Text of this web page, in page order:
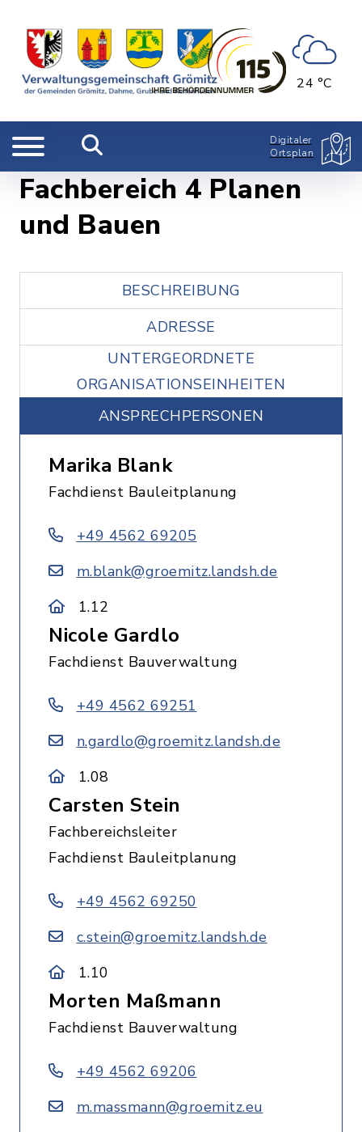
24 °C
Digitaler
Ortsplan
Fachbereich 4 Planen
und Bauen
BESCHREIBUNG
ADRESSE
UNTERGEORDNETE
ORGANISATIONSEINHEITEN
ANSPRECHPERSONEN
Marika Blank
Fachdienst Bauleitplanung
+49 4562 69205
m.blank@groemitz.landsh.de
1.12
Nicole Gardlo
Fachdienst Bauverwaltung
+49 4562 69251
n.gardlo@groemitz.landsh.de
1.08
Carsten Stein
Fachbereichsleiter
Fachdienst Bauleitplanung
+49 4562 69250
c.stein@groemitz.landsh.de
1.10
Morten Maßmann
Fachdienst Bauverwaltung
+49 4562 69206
m.massmann@groemitz.eu